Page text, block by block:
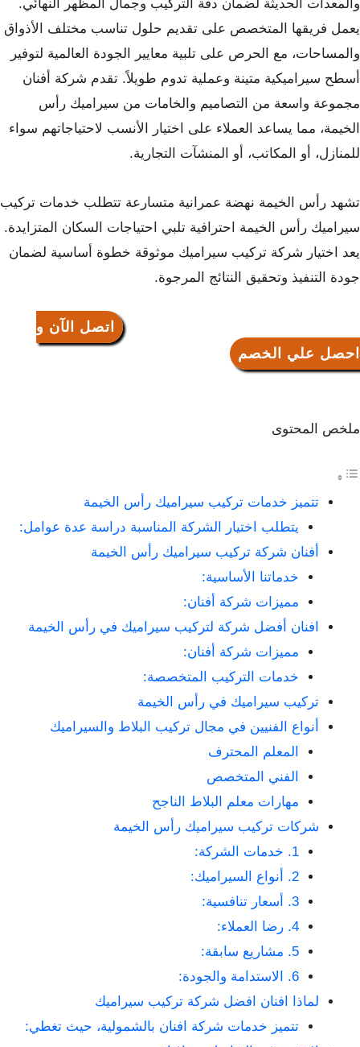
والمعدات الحديثة لضمان دقة التركيب وجمال المظهر النهائي.
يعمل فريقها المتخصص على تقديم حلول تناسب مختلف الأذواق
والمساحات، مع الحرص على تلبية معايير الجودة العالمية لتوفير
أسطح سيراميكية متينة وعملية تدوم طويلاً. تقدم شركة أفنان
مجموعة واسعة من التصاميم والخامات من سيراميك رأس
الخيمة، مما يساعد العملاء على اختيار الأنسب لاحتياجاتهم سواء
للمنازل، أو المكاتب، أو المنشآت التجارية.
تشهد رأس الخيمة نهضة عمرانية متسارعة تتطلب خدمات تركيب
سيراميك رأس الخيمة
احترافية تلبي احتياجات السكان المتزايدة.
يعد اختيار شركة تركيب سيراميك موثوقة خطوة أساسية لضمان
جودة التنفيذ وتحقيق النتائج المرجوة.
اتصل الآن و
احصل علي الخصم
ملخص المحتوى
تتميز خدمات تركيب سيراميك رأس الخيمة
يتطلب اختيار الشركة المناسبة دراسة عدة عوامل:
أفنان شركة تركيب سيراميك رأس الخيمة
خدماتنا الأساسية:
مميزات شركة أفنان:
افنان أفضل شركة لتركيب سيراميك في رأس الخيمة
مميزات شركة أفنان:
خدمات التركيب المتخصصة:
تركيب سيراميك في رأس الخيمة
أنواع الفنيين في مجال تركيب البلاط والسيراميك
المعلم المحترف
الفني المتخصص
مهارات معلم البلاط الناجح
شركات تركيب سيراميك رأس الخيمة
1. خدمات الشركة:
2. أنواع السيراميك:
3. أسعار تنافسية:
4. رضا العملاء:
5. مشاريع سابقة:
6. الاستدامة والجودة:
لماذا افنان افضل شركة تركيب سيراميك
تتميز خدمات شركة افنان بالشمولية، حيث تغطي: